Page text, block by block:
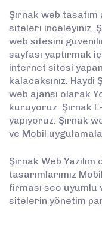
Şırnak web tasatım
siteleri inceleyiniz.
web sitesini
sayfası yaptırmak
internet sitesi
kalacaksınız. Haydi
web ajansı olarak
kuruyoruz. Şırnak
yapıyoruz. Şırnak
ve Mobil
Şırnak Web
tasarımlarımız
firması seo uyumlu
sitelerin yönetim